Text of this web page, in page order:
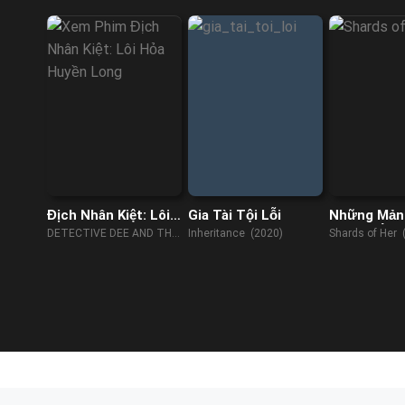
Địch Nhân Kiệt: Lôi
Hỏa Huyền Long
DETECTIVE DEE AND THE
Gia Tài Tội Lỗi
Inheritance (2020)
Những
Của Ký Ức
Shards of Her